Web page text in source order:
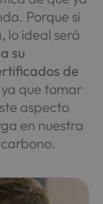
Porque si
lo ideal será
su
de
que tomar
aspecto
en nuestra